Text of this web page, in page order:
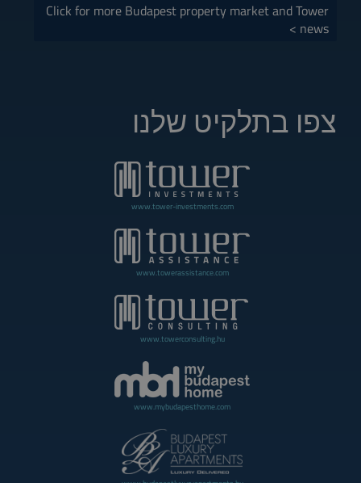
Click for more Budapest property market and Tower
news >
צפו בתלקיט שלנו
www.tower-investments.com
www.towerassistance.com
www.towerconsulting.hu
www.mybudapesthome.com